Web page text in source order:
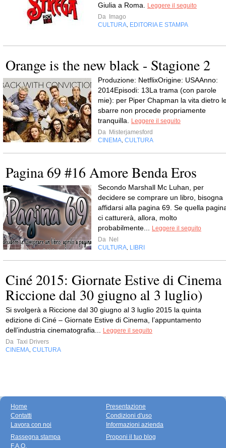
Giulia a Roma.
Leggere il seguito
Da
Imago
CULTURA EDITORIA E STAMPA
Orange is the new black - Stagione 2
Produzione: NetflixOrigine: USAAnno:
2014Episodi: 13La trama (con parole
mie): per Piper Chapman la vita dietro
sbarre non procede propriamente
tranquilla.
Leggere il seguito
Da Misterjamesford
CINEMA CULTURA
Pagina 69 #16 Amore Benda Eros
Secondo Marshall Mc Luhan, per
decidere se comprare un libro, bisogna
affidarsi alla pagina 69. Se quella
ci catturerà, allora, molto
probabilmente...
Leggere il seguito
Da Nel
CULTURA LIBRI
Ciné 2015: Giornate Estive di Cinema
Riccione dal 30 giugno al 3 luglio)
Si svolgerà a Riccione dal 30 giugno al 3 luglio 2015 la quinta
edizione di Ciné – Giornate Estive di Cinema, l’appuntamento
dell’industria cinematografia...
Leggere il seguito
Da Taxi Drivers
CINEMA CULTURA
Home
Contatti
Lavora con noi
Presentazione
Condizioni d'uso
Informazioni azienda
Rassegna stampa
F.A.Q.
Proponi il tuo blog